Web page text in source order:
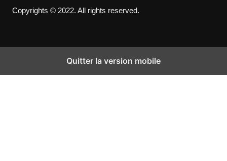
Copyrights © 2022. All rights reserved.
Quitter la version mobile